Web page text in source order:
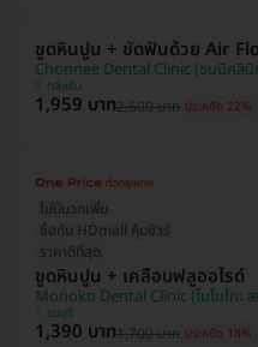
ขูดหินปูน + ขัดฟันด้วย Air
Chonnee Dental Clinic (ชนนีคลิ
ตลิ่งชัน
1,959 บาท2,500 บาท ประหยัด 22%
ไม่มีบวกเพิ่ม
ซื้อกับ HDmall คุ้มชัวร์
ราคาดีที่สุด
ขูดหินปูน + เคลือบฟลูออไรด์
Monoko Dental Clinic (โมโนโกะ
ธนบุรี
1,390 บาท1,700 บาท ประหยัด 18%